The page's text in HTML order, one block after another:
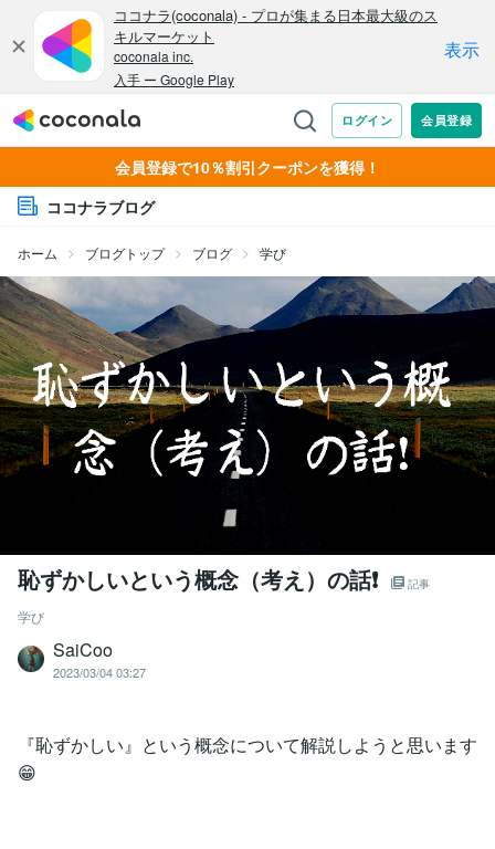
会員登録で10％割引クーポンを獲得！
ココナラブログ
ホーム ブログトップ ブログ 学び
恥ずかしいという概念（考え）の話❗️ 記事
学び
SaiCoo
2023/03/04 03:27
『恥ずかしい』という概念について解説しようと思います
😁